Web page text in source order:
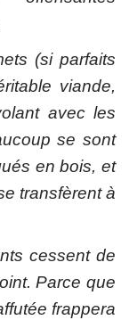
(si parfaits
viande,
avec les
se sont
en bois, et
transfèrent à
cessent de
Parce que
frappera